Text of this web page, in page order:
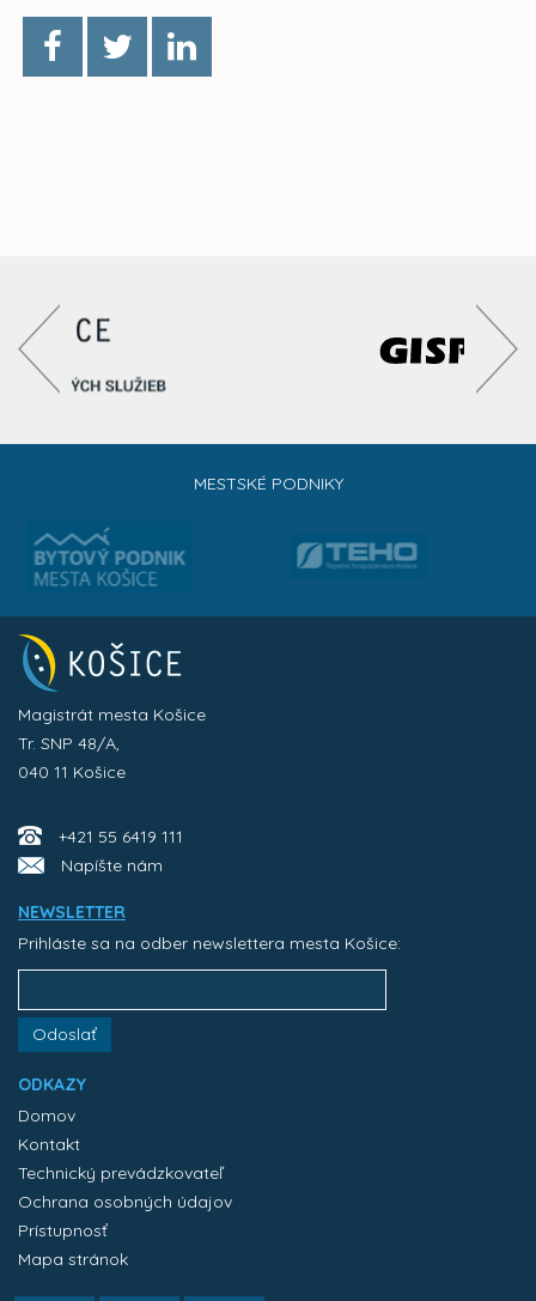
MESTSKÉ PODNIKY
Magistrát mesta Košice
Tr. SNP 48/A,
040 11 Košice
+421 55 6419 111
Napíšte nám
NEWSLETTER
Prihláste sa na odber newslettera mesta Košice:
Odoslať
ODKAZY
Domov
Kontakt
Technický prevádzkovateľ
Ochrana osobných údajov
Prístupnosť
Mapa stránok